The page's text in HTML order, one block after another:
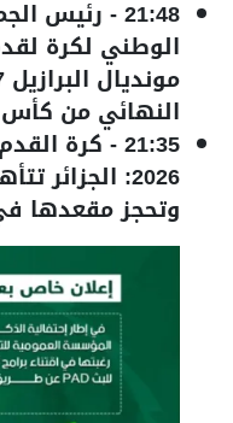
21:48
- رئيس
الوطني لكرة
النهائي من كأس
21:35
-كرة
2026:
وتحجز مقعدها في